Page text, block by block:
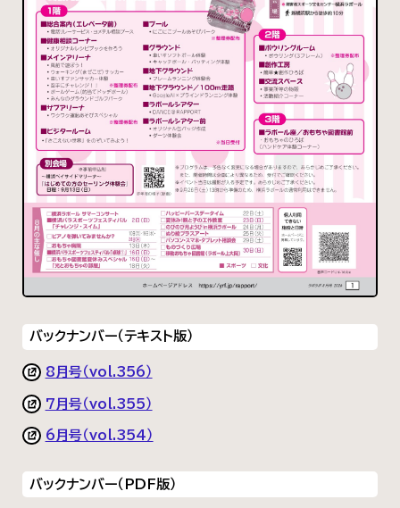
バックナンバー（テキスト版）
8月号（vol.356）
7月号（vol.355）
6月号（vol.354）
バックナンバー（PDF版）